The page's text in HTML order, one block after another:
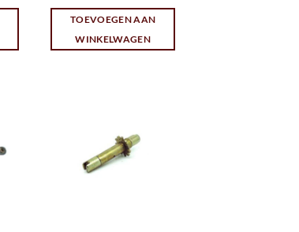
TOEVOEGEN AAN
WINKELWAGEN